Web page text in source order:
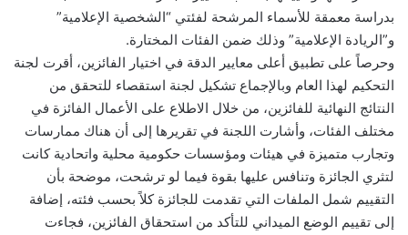
بدراسة معمقة للأسماء المرشحة لفئتي “الشخصية الإعلامية”
و”الريادة الإعلامية” وذلك ضمن الفئات المختارة.
وحرصاً على تطبيق أعلى معايير الدقة في اختيار الفائزين، أقرت لجنة
التحكيم لهذا العام وبالإجماع تشكيل لجنة استقصاء للتحقق من
النتائج النهائية للفائزين، من خلال الاطلاع على الأعمال الفائزة في
مختلف الفئات، وأشارت اللجنة في تقريرها إلى أن هناك ممارسات
وتجارب متميزة في هيئات ومؤسسات حكومية محلية واتحادية كانت
لتثري الجائزة وتنافس عليها بقوة فيما لو ترشحت، موضحة بأن
التقييم شمل الملفات التي تقدمت للجائزة كلاً بحسب فئته، إضافة
إلى تقييم الوضع الميداني للتأكد من استحقاق الفائزين، فجاءت